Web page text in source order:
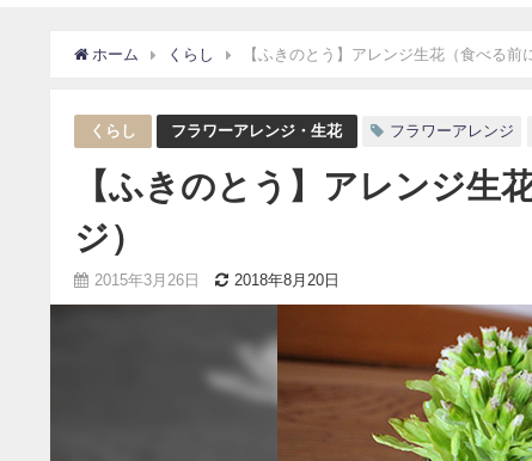
ホーム くらし 【ふきのとう】アレンジ生花（食べる前
くらし フラワーアレンジ・生花 フラワーアレンジ
【ふきのとう】アレンジ生
ジ）
2015年3月26日 2018年8月20日